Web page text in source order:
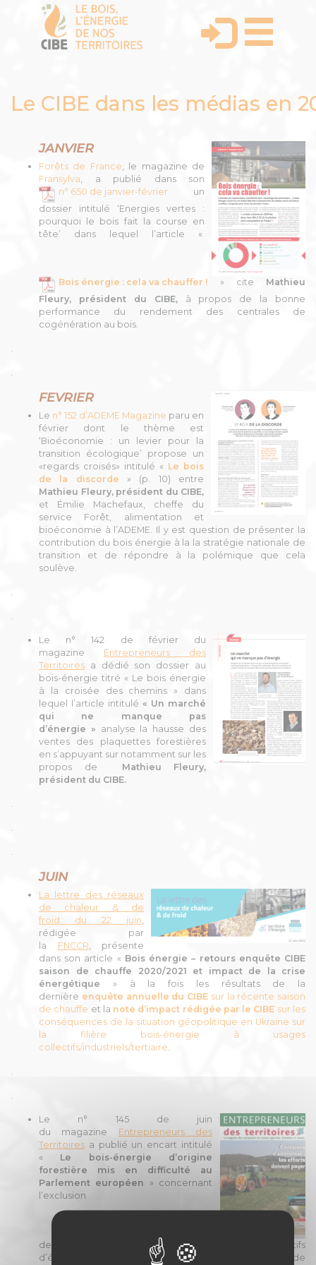
Le CIBE dans les médias en
JANVIER
Forêts de France, le magazine de
Fransylva, a publié dans son
n° 650 de janvier-février un
dossier intitulé ‘Energies vertes :
pourquoi le bois fait la course en
tête’ dans lequel l’article «
Bois énergie : cela va chauffer ! » cite Mathieu
Fleury, président du CIBE,à propos de la bonne
performance du rendement des centrales de
cogénération au bois.
FEVRIER
Le n° 152 d’ADEME Magazine paru en
février dont le thème est
‘Bioéconomie : un levier pour la
transition écologique’ propose un
«regards croisés» intitulé « Le bois
de la discorde » (p. 10) entre
Mathieu Fleury, président du CIBE,
et Émilie Machefaux, cheffe du
service Forêt, alimentation et
bioéconomie à l’ADEME. Il y est question de présenter la
contribution du bois énergie à la la stratégie nationale de
transition et de répondre à la polémique que cela
soulève.
Le n° 142 de février du
magazine Entrepreneurs des
Territoires a dédié son dossier au
bois-énergie titré « Le bois énergie
à la croisée des chemins » dans
lequel l’article intitulé « Un marché
qui ne manque pas
d’énergie » analyse la hausse des
ventes des plaquettes forestières
en s’appuyant sur notamment sur les
propos de Mathieu Fleury,
président du CIBE.
JUIN
La lettre des réseaux
de chaleur & de
froid du 22 juin
rédigée par
la FNCCR
présente
dans son article « Bois énergie – retours enquête CIBE
saison de chauffe 2020/2021 et impact de la crise
énergétique » à la fois les résultats de la
dernière enquête annuelle du CIBE sur la récente saison
de chauffe et la note d’impact rédigée par le CIBE sur les
conséquences de la situation géopolitique en Ukraine sur
la filière bois-énergie à usages
collectifs/industriels/tertiaire
Le n° 145 de juin
du magazine Entrepreneurs des
Territoires a publié un encart intitulé
« Le bois-énergie d’origine
forestière mis en difficulté au
Parlement européen » concernant
l’exclusion
de d’origine forestière
des objectifs
d’énergies renouvelables dans le cadre de la révision de